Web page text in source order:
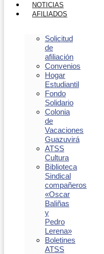
NOTICIAS
AFILIADOS
Solicitud
de
afiliación
Convenios
Hogar
Estudiantil
Fondo
Solidario
Colonia
de
Vacaciones
Guazuvirá
ATSS
Cultura
Biblioteca
Sindical
compañeros
«Oscar
Baliñas
y
Pedro
Lerena»
Boletines
ATSS